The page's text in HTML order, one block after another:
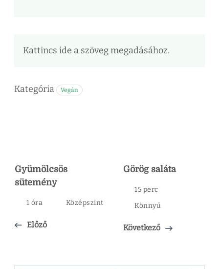
Kattincs ide a szöveg megadásához.
Kategória Vegán
Gyümölcsös
sütemény
1 óra Középszint
Előző
Görög saláta
15 perc
Könnyű
Következő